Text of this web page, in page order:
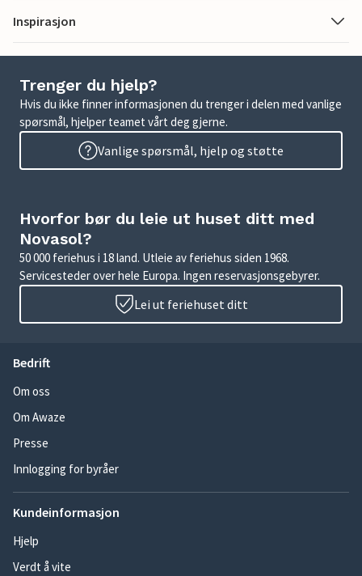
Inspirasjon
Trenger du hjelp?
Hvis du ikke finner informasjonen du trenger i delen med vanlige
spørsmål, hjelper teamet vårt deg gjerne.
Vanlige spørsmål, hjelp og støtte
Hvorfor bør du leie ut huset ditt med
Novasol?
50 000 feriehus i 18 land. Utleie av feriehus siden 1968.
Servicesteder over hele Europa. Ingen reservasjonsgebyrer.
Lei ut feriehuset ditt
Bedrift
Om oss
Om Awaze
Presse
Innlogging for byråer
Kundeinformasjon
Hjelp
Verdt å vite